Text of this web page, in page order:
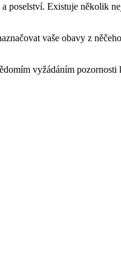
poselství. Existuje několik
vaše obavy z
vyžádáním